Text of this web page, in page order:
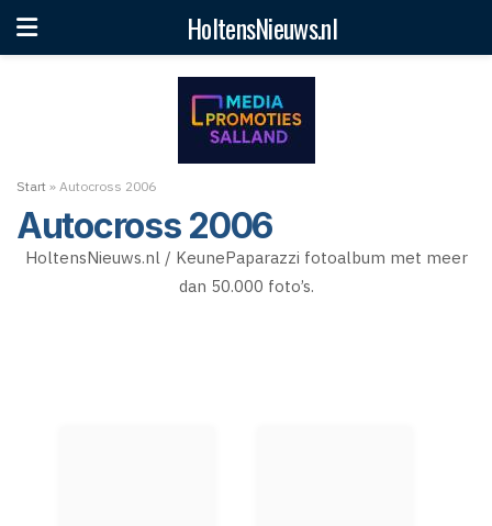
HoltensNieuws.nl
Start » Autocross 2006
Autocross 2006
HoltensNieuws.nl / KeunePaparazzi fotoalbum met meer
dan 50.000 foto’s.